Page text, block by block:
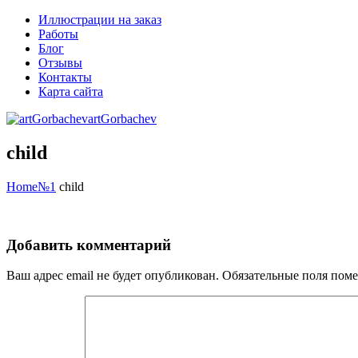
Иллюстрации на заказ
Работы
Блог
Отзывы
Контакты
Карта сайта
artGorbachev
child
Home№1 child
Добавить комментарий
Ваш адрес email не будет опубликован. Обязательные поля